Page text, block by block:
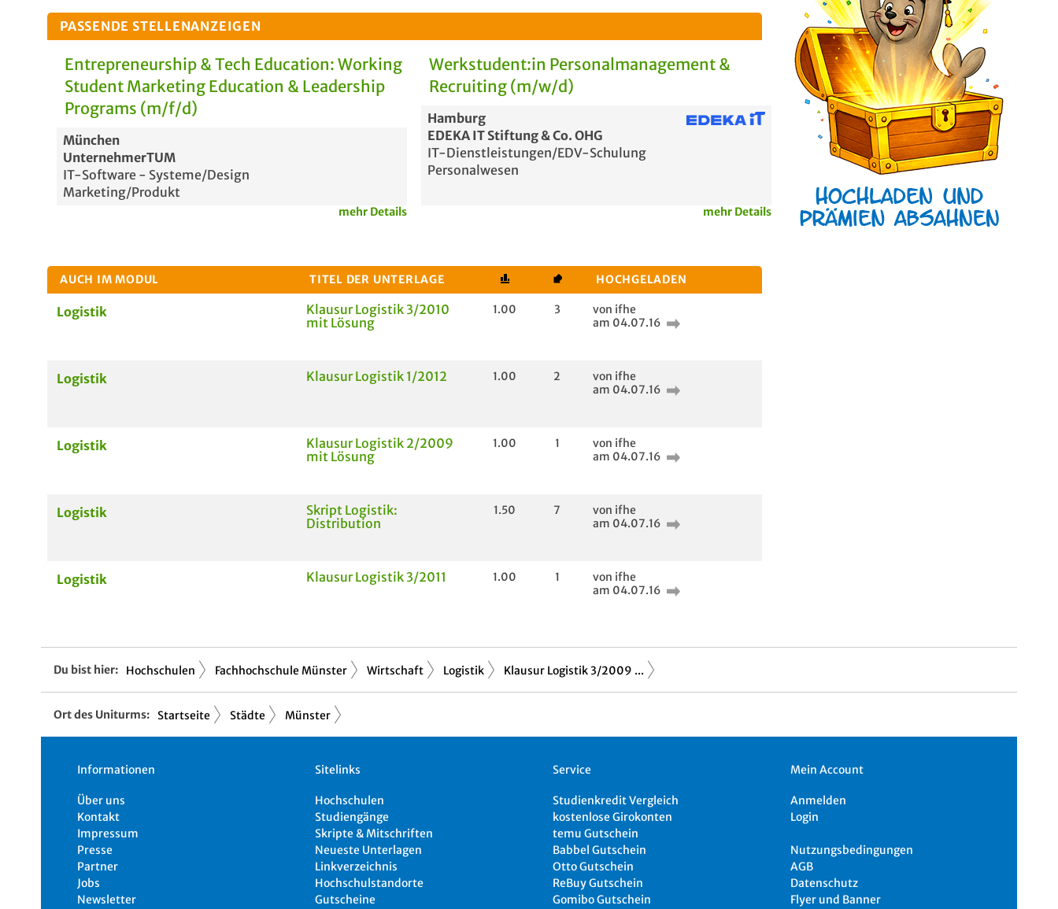
PASSENDE STELLENANZEIGEN
Entrepreneurship & Tech Education: Working
Student Marketing Education & Leadership
Programs (m/f/d)
München
UnternehmerTUM
IT-Software - Systeme/Design
Marketing/Produkt
mehr Details
Werkstudent:in Personalmanagement &
Recruiting (m/w/d)
Hamburg
EDEKA IT Stiftung & Co. OHG
IT-Dienstleistungen/EDV-Schulung
Personalwesen
mehr Details
AUCH IM MODUL TITEL DER UNTERLAGE HOCHGELADEN
Logistik
Klausur Logistik 3/2010
mit Lösung
1.00 3
von ifhe
am 04.07.16
Logistik Klausur Logistik 1/2012 1.00 2
von ifhe
am 04.07.16
Logistik
Klausur Logistik 2/2009
mit Lösung
1.00 1
von ifhe
am 04.07.16
Logistik
Skript Logistik:
Distribution
1.50 7
von ifhe
am 04.07.16
Logistik Klausur Logistik 3/2011 1.00 1
von ifhe
am 04.07.16
Du bist hier: Hochschulen Fachhochschule Münster Wirtschaft Logistik Klausur Logistik 3/2009 ...
Ort des Uniturms: Startseite Städte Münster
Informationen
Über uns
Kontakt
Impressum
Presse
Partner
Jobs
Newsletter
Sitelinks
Hochschulen
Studiengänge
Skripte & Mitschriften
Neueste Unterlagen
Linkverzeichnis
Hochschulstandorte
Gutscheine
Service
Studienkredit Vergleich
kostenlose Girokonten
temu Gutschein
Babbel Gutschein
Otto Gutschein
ReBuy Gutschein
Gomibo Gutschein
Mein Account
Anmelden
Login
Nutzungsbedingungen
AGB
Datenschutz
Flyer und Banner